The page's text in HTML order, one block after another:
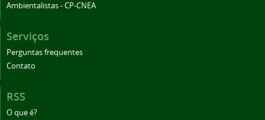
Ambientalistas - CP-CNEA
Serviços
Perguntas frequentes
Contato
RSS
O que é?